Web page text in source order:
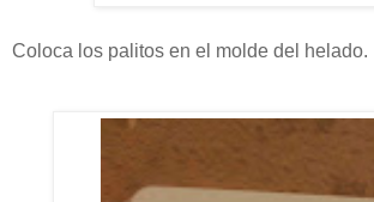
Coloca los palitos en el molde del helado.